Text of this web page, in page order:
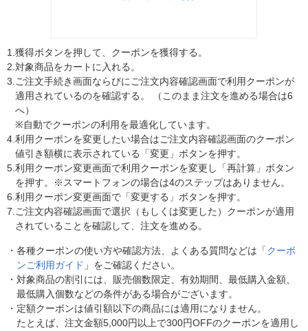
1. 獲得ボタンを押して、クーポンを獲得する。
2. 対象商品をカートに入れる。
3. ご注文手続き画面ならびにご注文内容確認画面で利用クーポンが
適用されているのを確認する。 （このまま注文を進める場合は6
へ）
※自動でクーポンの利用を最適化しています。
4. 利用クーポンを変更したい場合はご注文内容確認画面のクーポン
値引き額横に表示されている「変更」ボタンを押す。
5. 利用クーポン変更画面で利用クーポンを変更し「再計算」ボタン
を押す。※スマートフォンの場合は4のステップはありません。
6. 利用クーポン変更画面で「変更する」ボタンを押す。
7. ご注文内容確認画面で選択（もしくは変更した）クーポンが適用
されていることを確認して、注文を進める。
・ 各種クーポンの使い方や確認方法、よくある質問などは「クーポ
ンご利用ガイド 」をご確認ください。
・ 対象商品の割引には、販売個数限定、有効期間、最低購入金額、
最低購入個数などの条件がある場合がございます。
・ 定額クーポンは値引額以下の商品には適用になりません。
たとえば、注文金額5,000円以上で300円OFFのクーポンを適用し